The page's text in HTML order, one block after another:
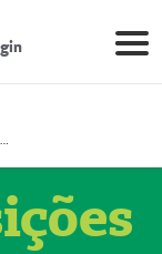
Prestador Decordis Exames Cardiológicos LTDA (51004347-4)